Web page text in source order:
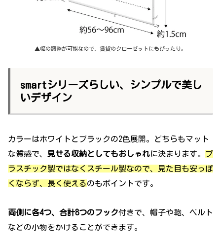
▲幅の調整が可能なので、賃貸のクローゼットにもぴったり。
smartシリーズらしい、シンプルで美し
いデザイン
カラーはホワイトとブラックの2色展開。どちらもマット
な質感で、
見せる収納としてもおしゃれに決まります。 プ
ラスチック製ではなくスチール製なので、見た目も安っぽ
くならず、長く使えるのもポイントです。
両側に各4つ、合計8つのフック付きで、帽子や鞄、ベルト
などの小物をかけることができます。